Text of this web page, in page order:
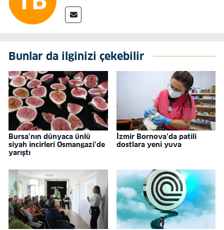
Bunlar da ilginizi çekebilir
Bursa’nın dünyaca ünlü
siyah incirleri Osmangazi’de
yarıştı
İzmir Bornova’da patili
dostlara yeni yuva